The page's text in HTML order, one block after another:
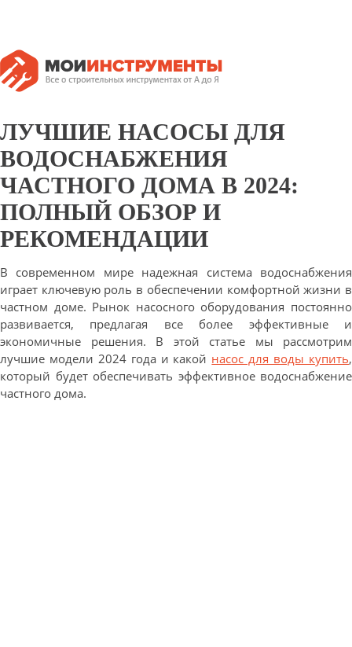
ЛУЧШИЕ НАСОСЫ ДЛЯ
ВОДОСНАБЖЕНИЯ
ЧАСТНОГО ДОМА В 2024:
ПОЛНЫЙ ОБЗОР И
РЕКОМЕНДАЦИИ
В современном мире надежная система водоснабжения
играет ключевую роль в обеспечении комфортной жизни в
частном доме. Рынок насосного оборудования постоянно
развивается, предлагая все более эффективные и
экономичные решения. В этой статье мы рассмотрим
лучшие модели 2024 года и какой насос для воды купить,
который будет обеспечивать эффективное водоснабжение
частного дома.